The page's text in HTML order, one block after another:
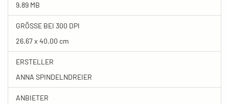
9.89 MB
GRÖSSE BEI 300 DPI
26.67 x 40.00 cm
ERSTELLER
ANNA SPINDELNDREIER
ANBIETER